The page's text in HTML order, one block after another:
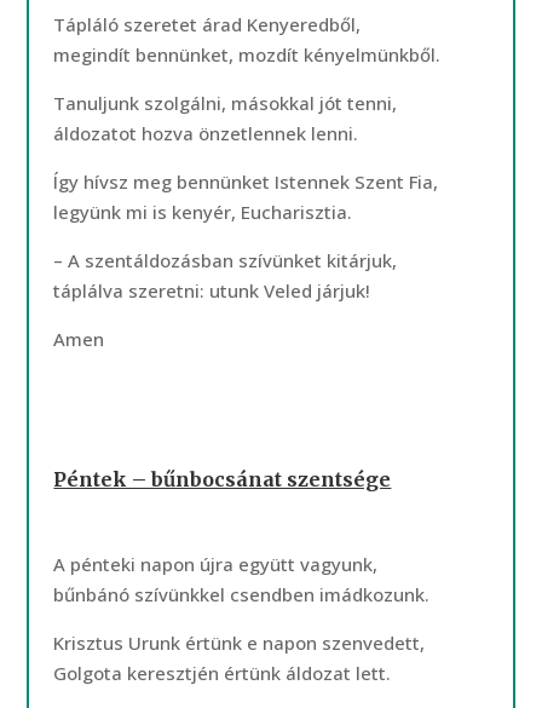
Tápláló szeretet árad Kenyeredből,
megindít bennünket, mozdít kényelmünkből.
Tanuljunk szolgálni, másokkal jót tenni,
áldozatot hozva önzetlennek lenni.
Így hívsz meg bennünket Istennek Szent Fia,
legyünk mi is kenyér, Eucharisztia.
– A szentáldozásban szívünket kitárjuk,
táplálva szeretni: utunk Veled járjuk!
Amen
Péntek – bűnbocsánat szentsége
A pénteki napon újra együtt vagyunk,
bűnbánó szívünkkel csendben imádkozunk.
Krisztus Urunk értünk e napon szenvedett,
Golgota keresztjén értünk áldozat lett.